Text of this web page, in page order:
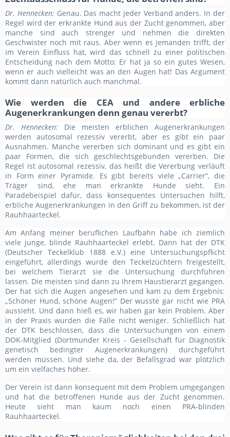
Dr. Hennecken: Genau. Das macht jeder Verband anders. In der
Regel wird der erkrankte Hund aus der Zucht genommen, aber
manche sind auch strenger und nehmen die direkten
Geschwister noch mit raus. Aber wenn es jemanden trifft, der
im Verein Einfluss hat, wird das schnell zu einer politischen
Entscheidung nach dem Motto: Er hat ja so ein gutes Wesen,
wenn er auch vielleicht was an den Augen hat! Das Argument
kommt dann natürlich auch manchmal.
Wie werden die CEA und andere erbliche
Augenerkrankungen denn genau vererbt?
Dr. Hennecken:
Die meisten erblichen Augenerkrankungen
werden autosomal rezessiv vererbt, aber es gibt ein paar
Ausnahmen. Manche vererben sich dominant und es gibt ein
paar Formen, die sich geschlechtsgebunden vererben. Die
Regel ist autosomal rezessiv, das heißt die Vererbung verläuft
in Form einer Pyramide. Es gibt bereits viele „Carrier“, die
Träger sind, ehe man erkrankte Hunde sieht. Ein
Paradebeispiel dafür, dass konsequentes Untersuchen hilft,
erbliche Augenerkrankungen in den Griff zu bekommen, ist der
Rauhhaarteckel.
Am Anfang meiner beruflichen Laufbahn habe ich ziemlich
viele junge, blinde Rauhhaarteckel erlebt. Dann hat der DTK
(Deutscher Teckelklub 1888 e.V.) eine Untersuchungspflicht
eingeführt, allerdings wurde den Teckelzüchtern freigestellt,
bei welchem Tierarzt sie die Untersuchung durchführen
lassen. Die meisten sind dann zu ihrem Haustierarzt gegangen.
Der hat sich die Augen angesehen und kam zu dem Ergebnis:
„Schöner Hund, schöne Augen!“ Der wusste gar nicht wie PRA
aussieht. Und dann hieß es, wir haben gar kein Problem. Aber
in der Praxis wurden die Fälle nicht weniger. Schließlich hat
der DTK beschlossen, dass die Untersuchungen von einem
DOK-Mitglied (Dortmunder Kreis - Gesellschaft für Diagnostik
genetisch bedingter Augenerkrankungen) durchgeführt
werden müssen. Und siehe da, der Befallsgrad war plötzlich
um ein vielfaches höher.
Der Verein ist dann konsequent mit dem Problem umgegangen
und hat die betroffenen Hunde aus der Zucht genommen.
Heute sieht man kaum noch einen PRA-blinden
Rauhhaarteckel.